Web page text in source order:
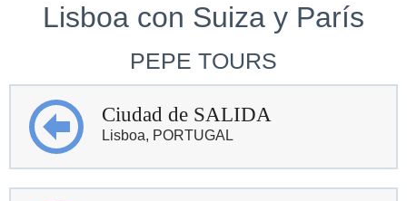
Lisboa con Suiza y París
PEPE TOURS
Ciudad de SALIDA
Lisboa, PORTUGAL